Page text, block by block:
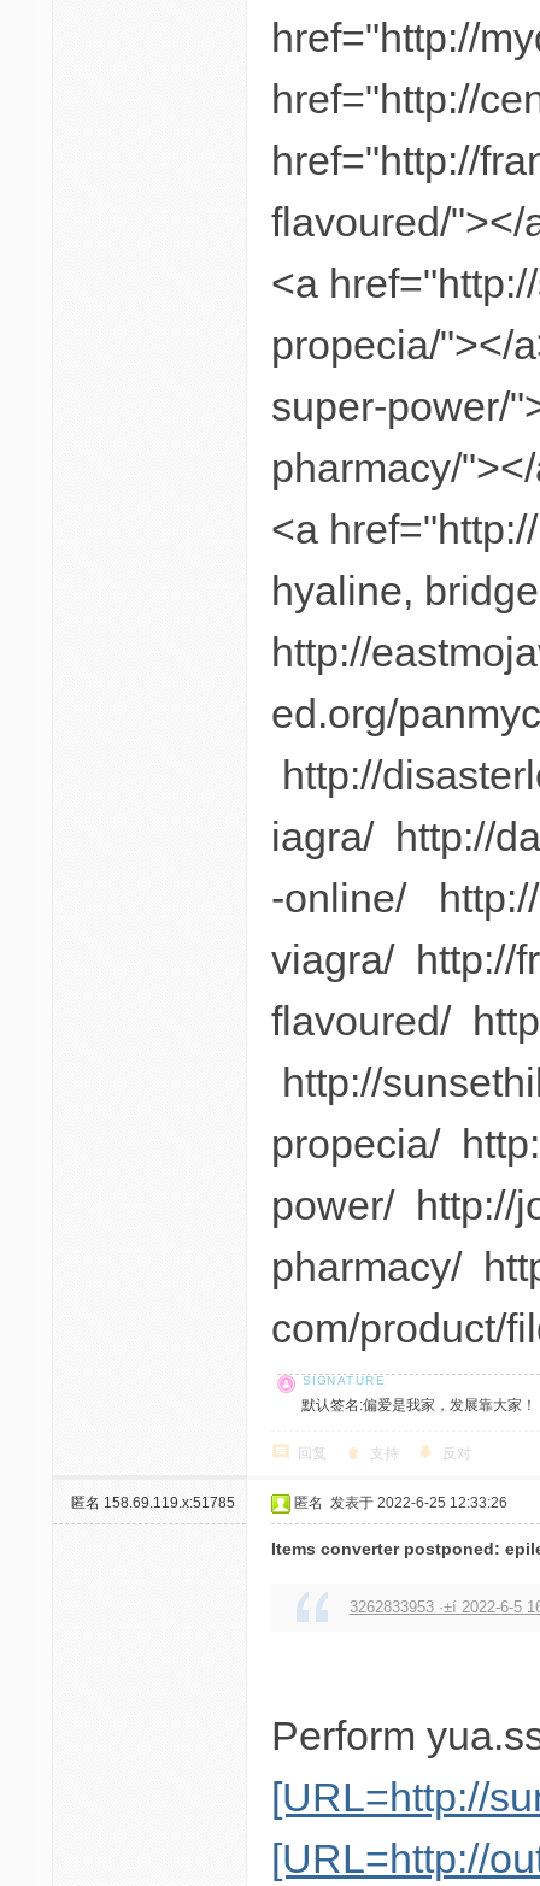
href="http://
href="http://
href="http://
flavoured/"></
<a
propecia/"></
super-power/
pharmacy/
<a
hyaline,
http://
ed.org/
http://
iagra/ http://
-online/ http://
viagra/ http://
flavoured/
http://
propecia/
power/ http://
pharmacy/
com/product/
默认签名:偏爱是我家，发展靠大家
回复 支持 反对
匿名 158.69.119.x:51785 匿名 发表于 2022-6-25 12:33:26
Items converter postponed:
3262833953 ·±í 2022-6-5
Perform
[URL=http://
[URL=http://